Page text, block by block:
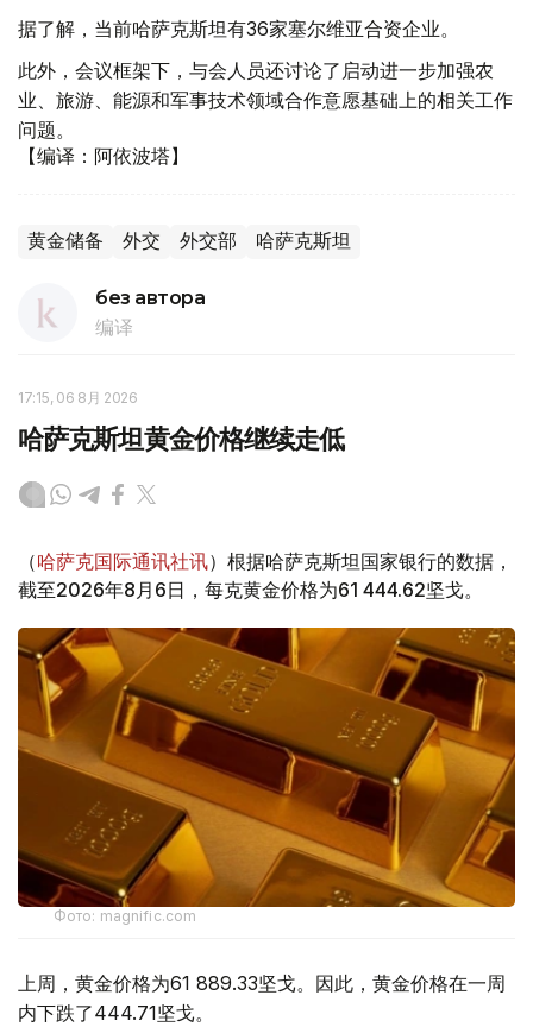
据了解，当前哈萨克斯坦有36家塞尔维亚合资企业。
此外，会议框架下，与会人员还讨论了启动进一步加强农
业、旅游、能源和军事技术领域合作意愿基础上的相关工作
问题。
【编译：阿依波塔】
黄金储备 外交 外交部 哈萨克斯坦
без автора
编译
17:15, 06 8月 2026
哈萨克斯坦黄金价格继续走低
（哈萨克国际通讯社讯）根据哈萨克斯坦国家银行的数据，
截至2026年8月6日，每克黄金价格为61 444.62坚戈。
Фото: magnific.com
上周，黄金价格为61 889.33坚戈。因此，黄金价格在一周
内下跌了444.71坚戈。